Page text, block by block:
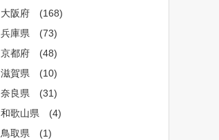
大阪府
(168)
兵庫県
(73)
京都府
(48)
滋賀県
(10)
奈良県
(31)
和歌山県
(4)
鳥取県
(1)